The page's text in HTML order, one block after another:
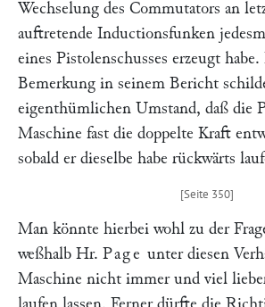
Wechselung des Commutators an
auftretende Inductionsfunken
eines Pistolenschusses erzeugt habe.
Bemerkung in seinem Bericht
eigenthümlichen Umstand, daß die
Maschine fast die doppelte Kraft
sobald er dieselbe habe rückwärts
Man könnte hierbei wohl zu der
weßhalb Hr. Page unter diesen
Maschine nicht immer und viel